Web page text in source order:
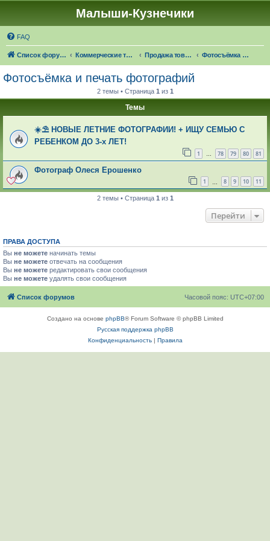
Малыши-Кузнечики
FAQ
Список форумов Коммерческие темы Продажа товаров "в наличии", оказание услуг Фотосъёмка и печать фотографий
Фотосъёмка и печать фотографий
2 темы • Страница 1 из 1
Темы
️☀️⛱️ НОВЫЕ ЛЕТНИЕ ФОТОГРАФИИ! + ИЩУ СЕМЬЮ С
РЕБЕНКОМ ДО 3-х ЛЕТ!
1 … 78 79 80 81
Фотограф Олеся Ерошенко
1 8 9 10 11
2 темы • Страница 1 из 1
Перейти
ПРАВА ДОСТУПА
Вы не можете начинать темы
Вы не можете отвечать на сообщения
Вы не можете редактировать свои сообщения
Вы не можете удалять свои сообщения
Список форумов Часовой пояс: UTC+07:00
Создано на основе phpBB® Forum Software © phpBB Limited
Русская поддержка phpBB
Конфиденциальность| Правила